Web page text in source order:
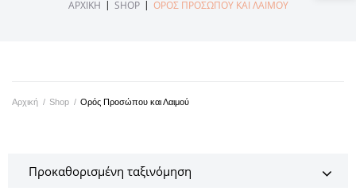
Τα νέα μας
ΑΡΧΙΚΉ | SHOP | ΟΡΌΣ ΠΡΟΣΏΠΟΥ ΚΑΙ ΛΑΙΜΟΎ
Αρχική / Shop / Ορός Προσώπου και Λαιμού